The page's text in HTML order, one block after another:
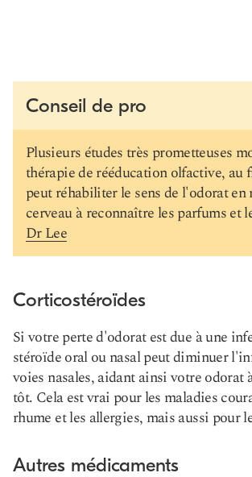
Conseil de pro
Plusieurs études très prometteuses
thérapie de rééducation olfactive, au
peut réhabiliter le sens de l'odorat en
cerveau à reconnaître les parfums et
Dr Lee
Corticostéroïdes
Si votre perte d'odorat est due à une
stéroïde oral ou nasal peut diminuer
voies nasales, aidant ainsi votre odorat
tôt. Cela est vrai pour les maladies
rhume et les allergies, mais aussi pour
Autres médicaments